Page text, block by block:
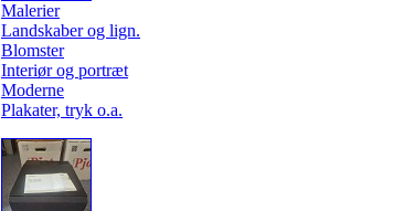
Malerier
Landskaber og lign.
Blomster
Interiør og portræt
Moderne
Plakater, tryk o.a.